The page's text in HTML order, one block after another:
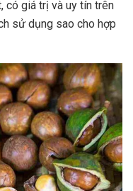
có giá trị và uy tín trên
sử dụng sao cho hợp